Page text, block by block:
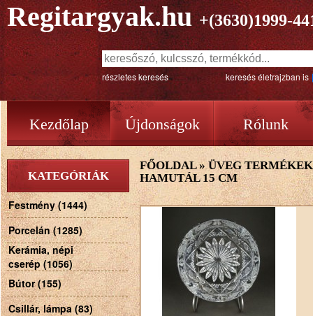
Regitargyak.hu +(3630)1999-
részletes keresés keresés életrajzban is
Kezdőlap Újdonságok Rólunk
KATEGÓRIÁK
Festmény (1444)
Porcelán (1285)
Kerámia, népi
cserép (1056)
Bútor (155)
Csillár, lámpa (83)
FŐOLDAL»ÜVEG TERMÉKEK
HAMUTÁL 15 CM